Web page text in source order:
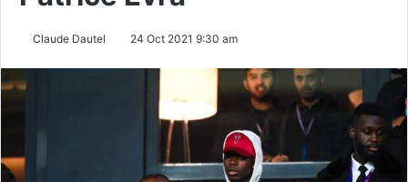
Claude Dautel 24 Oct 2021 9:30 am